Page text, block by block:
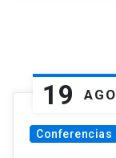
19 AGO
Conferencias